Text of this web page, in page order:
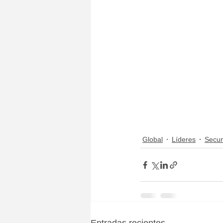
Global Líderes